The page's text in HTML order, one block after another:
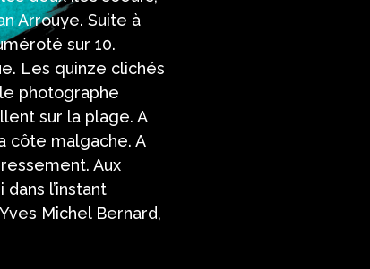
Arrouye. Suite à
sur 10.
Les quinze clichés
photographe
sur la plage. A
côte malgache. A
Aux
l’instant
Michel Bernard,